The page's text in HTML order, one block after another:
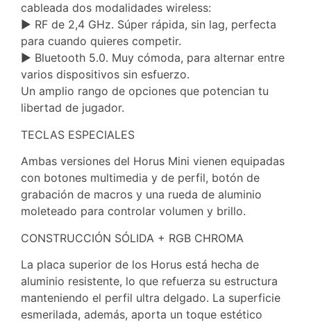
cableada dos modalidades wireless:
▶ RF de 2,4 GHz. Súper rápida, sin lag, perfecta
para cuando quieres competir.
▶ Bluetooth 5.0. Muy cómoda, para alternar entre
varios dispositivos sin esfuerzo.
Un amplio rango de opciones que potencian tu
libertad de jugador.
TECLAS ESPECIALES
Ambas versiones del Horus Mini vienen equipadas
con botones multimedia y de perfil, botón de
grabación de macros y una rueda de aluminio
moleteado para controlar volumen y brillo.
CONSTRUCCIÓN SÓLIDA + RGB CHROMA
La placa superior de los Horus está hecha de
aluminio resistente, lo que refuerza su estructura
manteniendo el perfil ultra delgado. La superficie
esmerilada, además, aporta un toque estético